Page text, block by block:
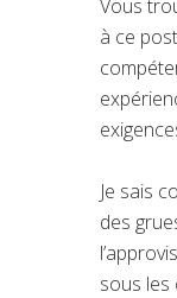
Vous
à ce
Je sais
des
sous les